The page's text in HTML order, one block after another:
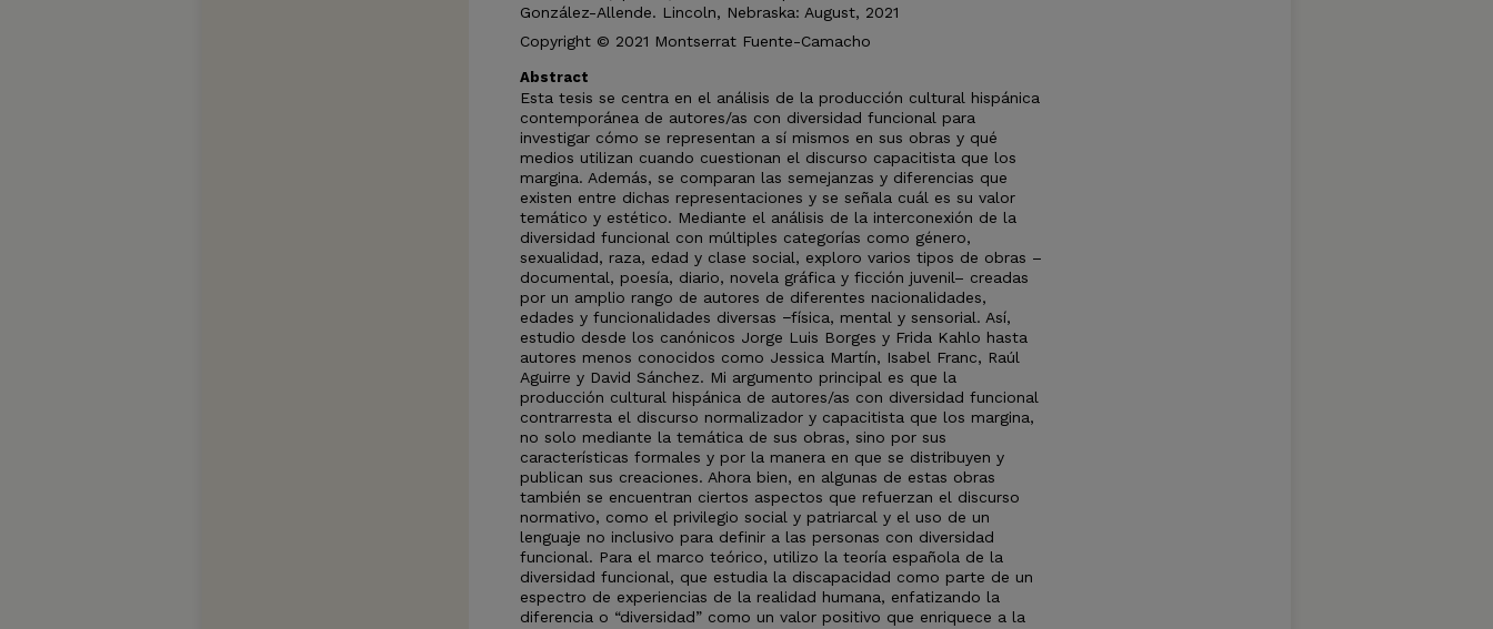
González-Allende. Lincoln, Nebraska: August, 2021
Copyright © 2021 Montserrat Fuente-Camacho
Abstract
Esta tesis se centra en el análisis de la producción cultural hispánica
contemporánea de autores/as con diversidad funcional para
investigar cómo se representan a sí mismos en sus obras y qué
medios utilizan cuando cuestionan el discurso capacitista que los
margina. Además, se comparan las semejanzas y diferencias que
existen entre dichas representaciones y se señala cuál es su valor
temático y estético. Mediante el análisis de la interconexión de la
diversidad funcional con múltiples categorías como género,
sexualidad, raza, edad y clase social, exploro varios tipos de obras –
documental, poesía, diario, novela gráfica y ficción juvenil– creadas
por un amplio rango de autores de diferentes nacionalidades,
edades y funcionalidades diversas −física, mental y sensorial. Así,
estudio desde los canónicos Jorge Luis Borges y Frida Kahlo hasta
autores menos conocidos como Jessica Martín, Isabel Franc, Raúl
Aguirre y David Sánchez. Mi argumento principal es que la
producción cultural hispánica de autores/as con diversidad funcional
contrarresta el discurso normalizador y capacitista que los margina,
no solo mediante la temática de sus obras, sino por sus
características formales y por la manera en que se distribuyen y
publican sus creaciones. Ahora bien, en algunas de estas obras
también se encuentran ciertos aspectos que refuerzan el discurso
normativo, como el privilegio social y patriarcal y el uso de un
lenguaje no inclusivo para definir a las personas con diversidad
funcional. Para el marco teórico, utilizo la teoría española de la
diversidad funcional, que estudia la discapacidad como parte de un
espectro de experiencias de la realidad humana, enfatizando la
diferencia o “diversidad” como un valor positivo que enriquece a la